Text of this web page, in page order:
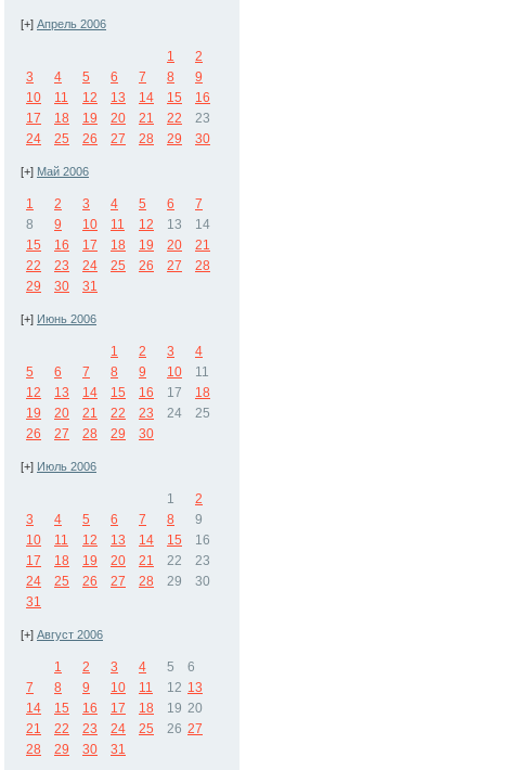
[+] Апрель 2006
1
2
3
4 5 6 7 8
9
10
11 12 13 14 15
16
17
18 19 20 21 22
23
24
25 26 27 28 29 30
[+] Май 2006
1 2 3 4 5 6
7
8
9 10 11 12 13
14
15
16 17 18 19 20
21
22
23 24 25 26 27
28
29
30 31
[+] Июнь 2006
1 2 3
4
5
6 7 8 9 10
11
12
13 14 15 16 17
18
19
20 21 22 23 24
25
26
27 28 29 30
[+] Июль 2006
1
2
3
4 5 6 7 8
9
10
11 12 13 14 15
16
17
18 19 20 21 22
23
24
25 26 27 28 29
30
31
[+] Август 2006
1 2 3 4 5
6
7
8 9 10 11 12 13
14
15 16 17 18 19 20
21
22 23 24 25 26 27
28
29 30 31